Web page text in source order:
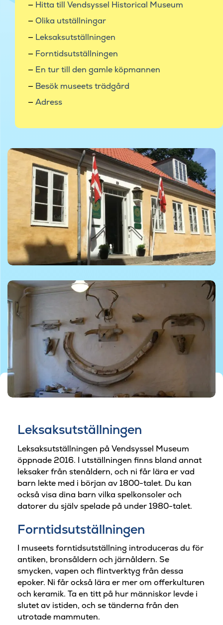
Hitta till Vendsyssel Historical Museum
Olika utställningar
Leksaksutställningen
Forntidsutställningen
En tur till den gamle köpmannen
Besök museets trädgård
Adress
Leksaksutställningen
Leksaksutställningen på Vendsyssel Museum
öppnade 2016. I utställningen finns bland annat
leksaker från stenåldern, och ni får lära er vad
barn lekte med i början av 1800-talet. Du kan
också visa dina barn vilka spelkonsoler och
datorer du själv spelade på under 1980-talet.
Forntidsutställningen
I museets forntidsutställning introduceras du för
antiken, bronsåldern och järnåldern. Se
smycken, vapen och flintverktyg från dessa
epoker. Ni får också lära er mer om offerkulturen
och keramik. Ta en titt på hur människor levde i
slutet av istiden, och se tänderna från den
utrotade mammuten.